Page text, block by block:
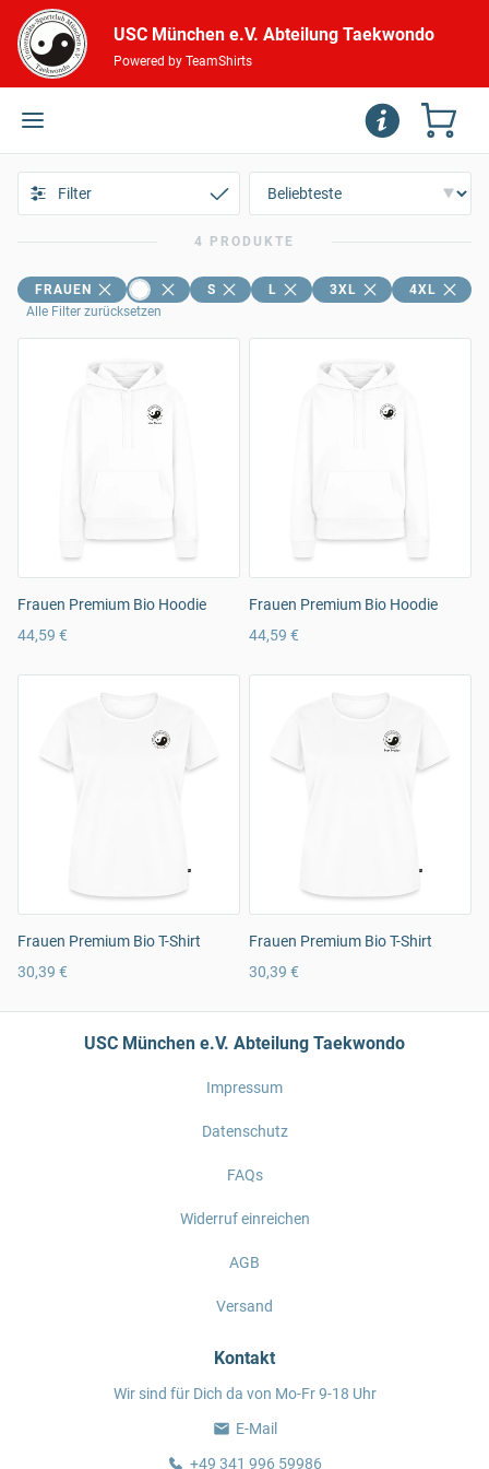
USC München e.V. Abteilung Taekwondo
Powered by TeamShirts
Filter
4 PRODUKTE
FRAUEN S L 3XL
4XL
Alle Filter zurücksetzen
Frauen Premium Bio Hoodie
44,59 €
Frauen Premium Bio Hoodie
44,59 €
Frauen Premium Bio T-Shirt
30,39 €
Frauen Premium Bio T-Shirt
30,39 €
USC München e.V. Abteilung Taekwondo
Impressum
Datenschutz
FAQs
Widerruf einreichen
AGB
Versand
Kontakt
Wir sind für Dich da von Mo-Fr 9-18 Uhr
E-Mail
+49 341 996 59986